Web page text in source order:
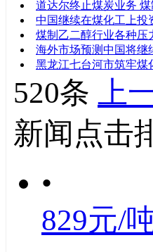
道达尔终止煤炭业务 煤
中国继续在煤化工上投
煤制乙二醇行业各种压
海外市场预测中国将继
黑龙江七台河市筑牢煤
520条 上
新闻点击
•
829元/